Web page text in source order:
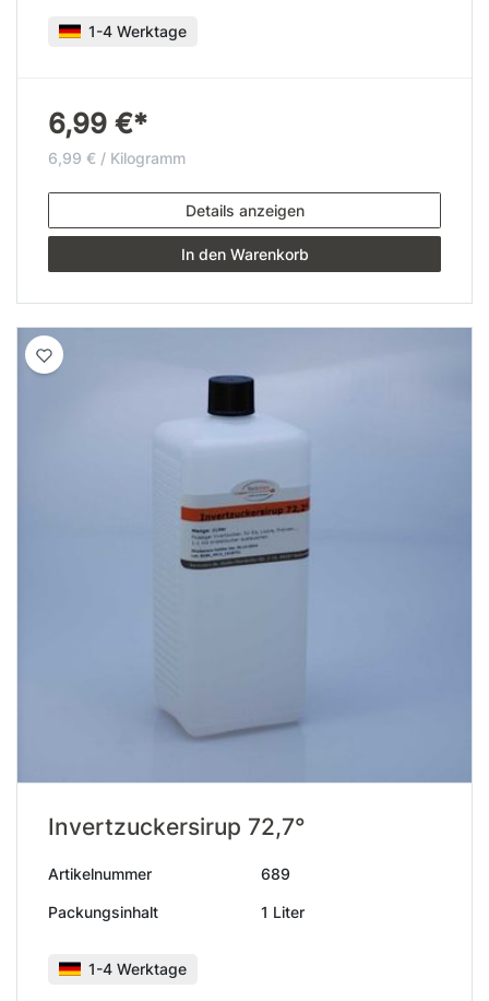
1-4 Werktage
6,99 €*
6,99 € / Kilogramm
Details anzeigen
In den Warenkorb
Invertzuckersirup 72,7°
Artikelnummer 689
Packungsinhalt 1 Liter
1-4 Werktage